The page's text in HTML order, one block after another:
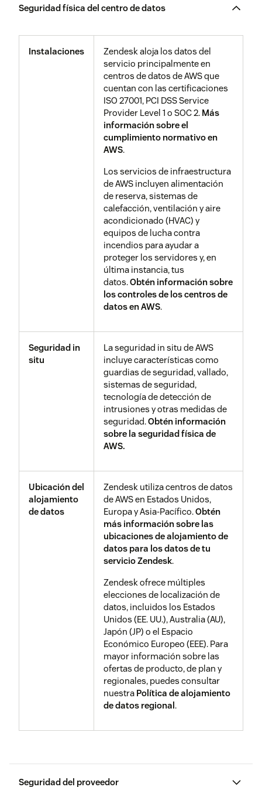
computación en la nube. CSA ha
Seguridad, Confianza y Garantía
(Security, Trust Assurance
Registry, STAR), un registro
accesible públicamente que
documenta los controles de
seguridad de diversas ofertas de
informática en la nube. Con base
en los resultados de nuestra
autoevaluación de diligencia
debida, Zendesk completó un
Cuestionario de Iniciativa de
Evaluación de Consenso
(Consensus Assessment
Initiative, CAI), que se encuentra
disponible públicamente.
El CSA CAIQ está disponible
Zendesk es miembro de
un grupo centrado en conformar
un variado conjunto de
empresas del sector privado que
evolutiva y tengan un
compromiso común por la
seguridad. IT-ISAC permite la
colaboración y el intercambio de
información pertinente, analítica
y explotable sobre amenazas y
prácticas. Moderan grupos de
intereses especiales que se
centran en la Inteligencia, las
amenazas internas, la seguridad
física y demás áreas concretas
FIRST Zendesk es miembro deFIRST
una confederación internacional
de equipos de respuesta a
incidentes que gestionan de
forma cooperativa los incidentes
de seguridad informática y
promueve programas de
prevención de incidentes. Los
miembros de FIRST desarrollan y
comparten información técnica,
herramientas, metodologías,
procesos y mejores prácticas.
Como miembro de FIRST, la
Seguridad de Zendesk trabaja
con otros miembros para usar
sus conocimientos,
protegido.
Seguridad física del centro de datos
Instalaciones
Zendesk aloja los datos del
servicio principalmente en
centros de datos de AWS que
cuentan con las certificaciones
ISO 27001, PCI DSS Service
Provider Level 1 o SOC 2. Más
información sobre el
cumplimiento normativo en
AWS.
Los servicios de infraestructura
de AWS incluyen alimentación
de reserva, sistemas de
calefacción, ventilación y aire
acondicionado (HVAC) y
equipos de lucha contra
incendios para ayudar a
proteger los servidores y, en
última instancia, tus
datos.Obtén información sobre
los controles de los centros de
datos en AWS.
Seguridad in
situ
La seguridad in situ de AWS
incluye características como
guardias de seguridad, vallado,
sistemas de seguridad,
tecnología de detección de
intrusiones y otras medidas de
seguridad.Obtén información
sobre la seguridad física de
AWS.
Ubicación del
alojamiento
de datos
Zendesk utiliza centros de datos
de AWS en Estados Unidos,
Europa y Asia-Pacífico.Obtén
más información sobre las
ubicaciones de alojamiento de
datos para los datos de tu
servicio Zendesk.
Zendesk ofrece múltiples
elecciones de localización de
datos, incluidos los Estados
Unidos (EE. UU.), Australia (AU),
Japón (JP) o el Espacio
Económico Europeo (EEE). Para
mayor información sobre las
ofertas de producto, de plan y
regionales, puedes consultar
nuestra Política de alojamiento
de datos regional.
Seguridad del proveedor